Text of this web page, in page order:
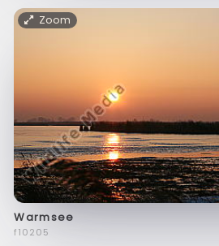
Zoom
Warmsee
f10205